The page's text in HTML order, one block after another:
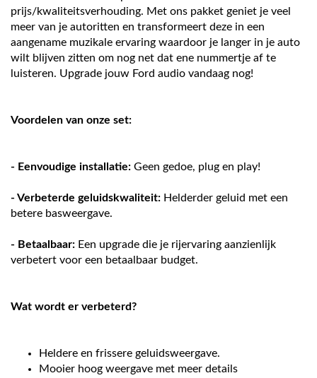
prijs/kwaliteitsverhouding. Met ons pakket geniet je veel
meer van je autoritten en transformeert deze in een
aangename muzikale ervaring waardoor je langer in je auto
wilt blijven zitten om nog net dat ene nummertje af te
luisteren. Upgrade jouw Ford audio vandaag nog!
Voordelen van onze set:
- Eenvoudige installatie: Geen gedoe, plug en play!
- Verbeterde geluidskwaliteit: Helderder geluid met een
betere basweergave.
- Betaalbaar: Een upgrade die je rijervaring aanzienlijk
verbetert voor een betaalbaar budget.
Wat wordt er verbeterd?
Heldere en frissere geluidsweergave.
Mooier hoog weergave met meer details